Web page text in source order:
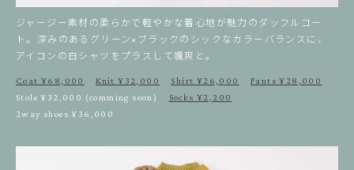
ジャージー素材の柔らかで軽やかな着心地が魅力のダッフルコー
ト。深みのあるグリーン×ブラックのシックなカラーバランスに、
アイコンの白シャツをプラスして颯爽と。
Coat ¥68,000 Knit ¥32,000 Shirt ¥26,000
Pants ¥28,000
Stole ¥32,000 (comming soon)
Socks ¥2,200
2way shoes ¥36,000